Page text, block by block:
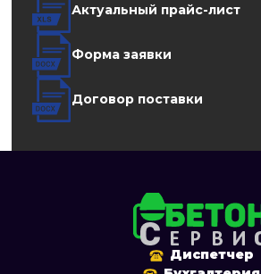
Актуальный прайс-лист
Форма заявки
Договор поставки
Диспетчер